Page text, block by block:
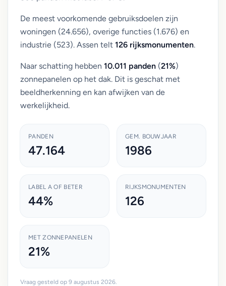
De meest voorkomende gebruiksdoelen zijn
woningen (24.656), overige functies (1.676) en
industrie (523). Assen telt 126 rijksmonumenten.
Naar schatting hebben 10.011 panden (21%)
zonnepanelen op het dak. Dit is geschat met
beeldherkenning en kan afwijken van de
werkelijkheid.
PANDEN
47.164
GEM. BOUWJAAR
1986
LABEL A OF BETER
44%
RIJKSMONUMENTEN
126
MET ZONNEPANELEN
21%
Vraag gesteld op 9 augustus 2026.